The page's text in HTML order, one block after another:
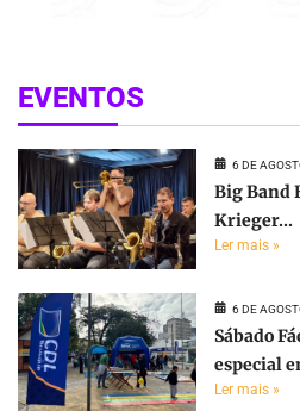
EVENTOS
6 DE
Big Band
Krieger...
Ler mais »
6 DE
Sábado
especial
Ler mais »